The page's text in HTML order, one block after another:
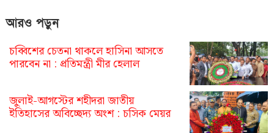
আরও পড়ুন
চব্বিশের চেতনা থাকলে হাসিনা আসতে
পারবেন না : প্রতিমন্ত্রী মীর হেলাল
জুলাই-আগস্টের শহীদরা জাতীয়
ইতিহাসের অবিচ্ছেদ্য অংশ : চসিক মেয়র